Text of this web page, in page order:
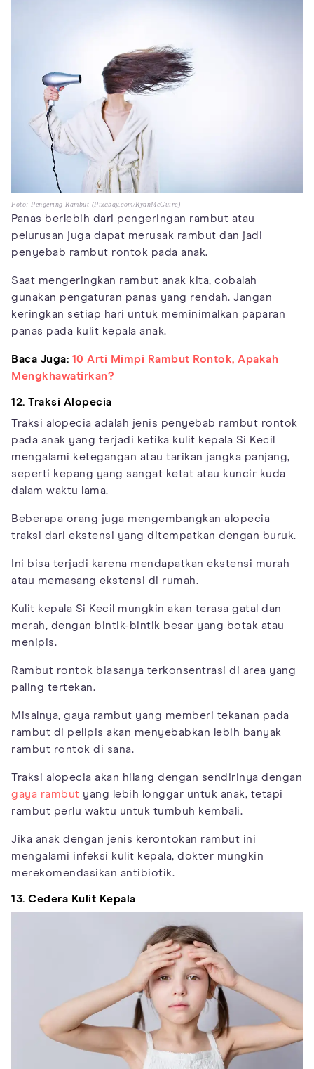
Foto: Pengering Rambut (Pixabay.com/RyanMcGuire)
Panas berlebih dari pengeringan rambut atau
pelurusan juga dapat merusak rambut dan jadi
penyebab rambut rontok pada anak.
Saat mengeringkan rambut anak kita, cobalah
gunakan pengaturan panas yang rendah. Jangan
keringkan setiap hari untuk meminimalkan paparan
panas pada kulit kepala anak.
Baca Juga: 10 Arti Mimpi Rambut Rontok, Apakah
Mengkhawatirkan?
12. Traksi Alopecia
Traksi alopecia adalah jenis penyebab rambut rontok
pada anak yang terjadi ketika kulit kepala Si Kecil
mengalami ketegangan atau tarikan jangka panjang,
seperti kepang yang sangat ketat atau kuncir kuda
dalam waktu lama.
Beberapa orang juga mengembangkan alopecia
traksi dari ekstensi yang ditempatkan dengan buruk.
Ini bisa terjadi karena mendapatkan ekstensi murah
atau memasang ekstensi di rumah.
Kulit kepala Si Kecil mungkin akan terasa gatal dan
merah, dengan bintik-bintik besar yang botak atau
menipis.
Rambut rontok biasanya terkonsentrasi di area yang
paling tertekan.
Misalnya, gaya rambut yang memberi tekanan pada
rambut di pelipis akan menyebabkan lebih banyak
rambut rontok di sana.
Traksi alopecia akan hilang dengan sendirinya dengan
gaya rambut yang lebih longgar untuk anak, tetapi
rambut perlu waktu untuk tumbuh kembali.
Jika anak dengan jenis kerontokan rambut ini
mengalami infeksi kulit kepala, dokter mungkin
merekomendasikan antibiotik.
13. Cedera Kulit Kepala